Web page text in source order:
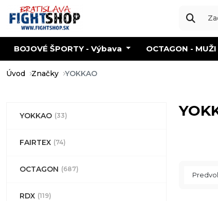
BOJOVÉ ŠPORTY - Výbava OCTAGON - MUŽI
Úvod Značky YOKKAO
YOKKAO (33)
FAIRTEX (74)
OCTAGON (687)
RDX (119)